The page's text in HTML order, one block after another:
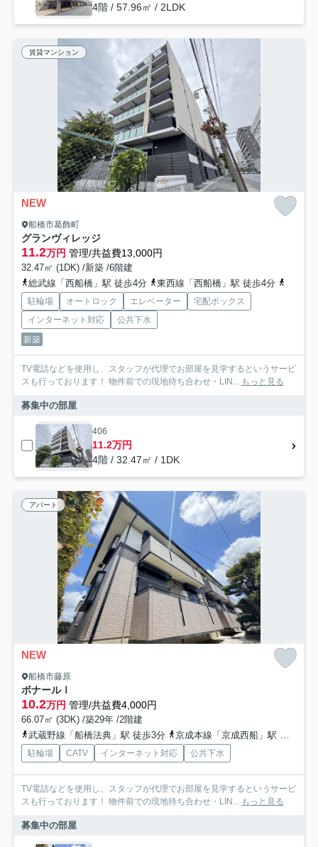
4階 / 57.96㎡ / 2LDK
賃貸マンション
NEW
船橋市葛飾町
グランヴィレッジ
11.2万円 管理/共益費13,000円
32.47㎡ (1DK) /新築 /6階建
総武線「西船橋」駅 徒歩4分
東西線「西船橋」駅 徒歩4分
駐輪場 オートロック エレベーター
宅配ボックス
インターネット対応
公共下水
新築
TV電話などを使用し、スタッフが代理でお部屋を見学するというサービ
スも行っております！ 物件前での現地待ち合わせ・LIN...
もっと見る
募集中の部屋
406
11.2万円
4階 / 32.47㎡ / 1DK
アパート
NEW
船橋市藤原
ボナールⅠ
10.2万円 管理/共益費4,000円
66.07㎡ (3DK) /築29年 /2階建
武蔵野線「船橋法典」駅 徒歩3分
京成本線「京成西船」駅 徒歩32分
駐輪場 CATV インターネット対応 公共下水
TV電話などを使用し、スタッフが代理でお部屋を見学するというサービ
スも行っております！ 物件前での現地待ち合わせ・LIN...
もっと見る
募集中の部屋